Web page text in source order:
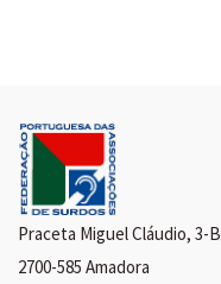
Praceta Miguel Cláudio, 3-B
2700-585 Amadora